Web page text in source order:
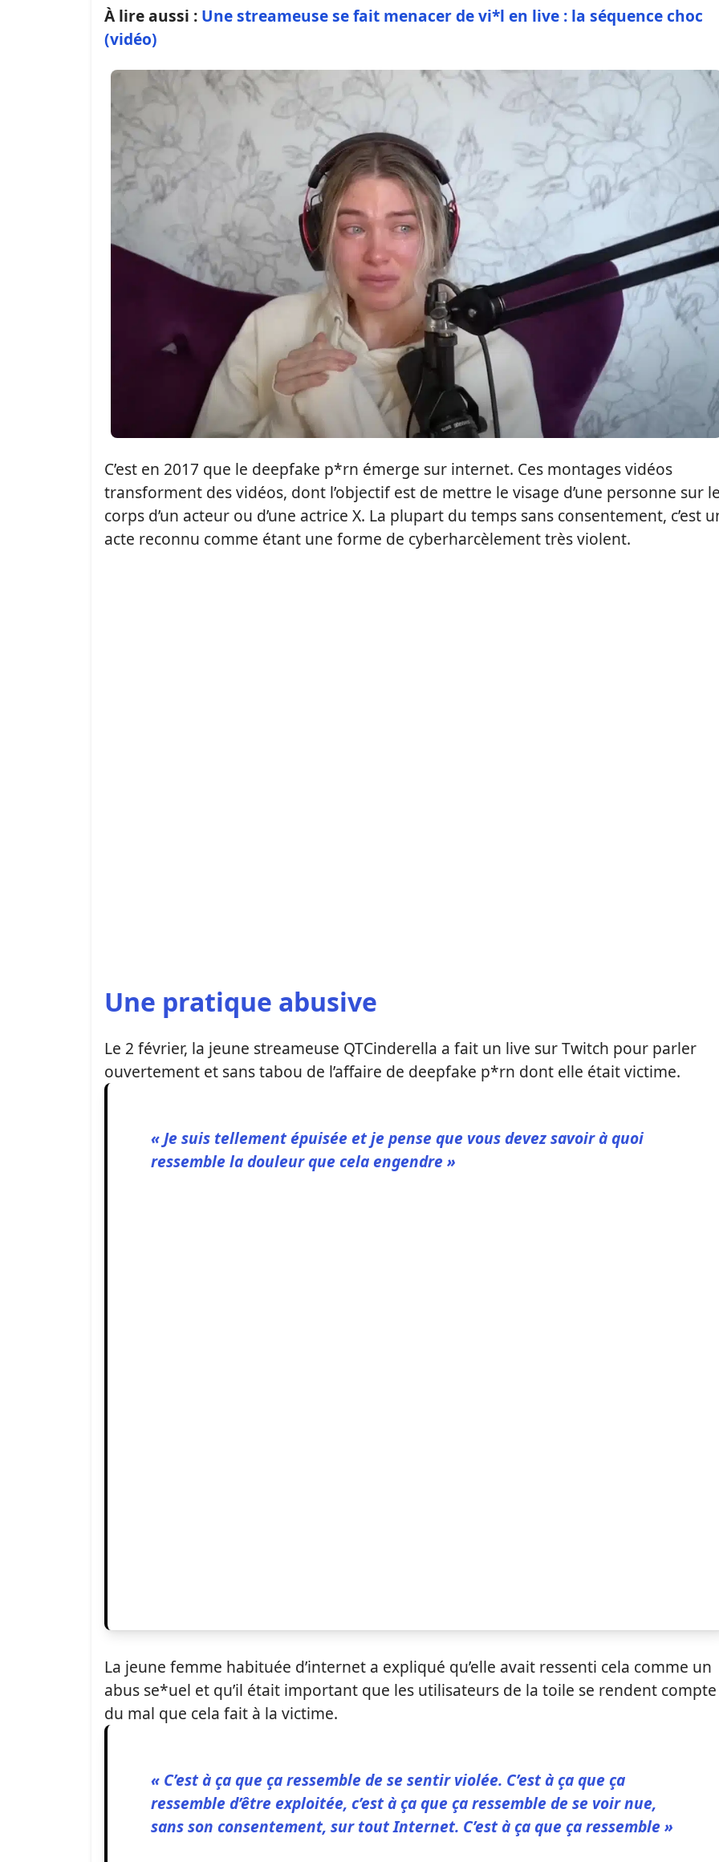
À lire aussi : Une streameuse se fait menacer de vi*l en live : la séquence choc
(vidéo)
C’est en 2017 que le deepfake p*rn émerge sur internet. Ces montages vidéos
transforment des vidéos, dont l’objectif est de mettre le visage d’une personne sur
corps d’un acteur ou d’une actrice X. La plupart du temps sans consentement, c’est
acte reconnu comme étant une forme de cyberharcèlement très violent.
Une pratique abusive
Le 2 février, la jeune streameuse QTCinderella a fait un live sur Twitch pour parler
ouvertement et sans tabou de l’affaire de deepfake p*rn dont elle était victime.
« Je suis tellement épuisée et je pense que vous devez savoir à quoi
ressemble la douleur que cela engendre »
La jeune femme habituée d’internet a expliqué qu’elle avait ressenti cela comme un
abus se*uel et qu’il était important que les utilisateurs de la toile se rendent compte
du mal que cela fait à la victime.
« C’est à ça que ça ressemble de se sentir violée. C’est à ça que ça
ressemble d’être exploitée, c’est à ça que ça ressemble de se voir nue,
sans son consentement, sur tout Internet. C’est à ça que ça ressemble »